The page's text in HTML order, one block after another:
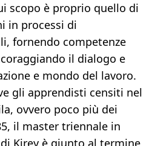
scopo è proprio quello di
in processi di
fornendo competenze
il dialogo e
e mondo del lavoro.
gli apprendisti censiti nel
ovvero poco più dei
il master triennale in
di Kirey è giunto al termine